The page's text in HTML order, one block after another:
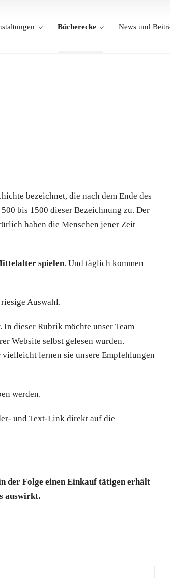
Bücherecke News und
bezeichnet, die nach dem Ende des
bis 1500 dieser Bezeichnung zu. Der
haben die Menschen jener Zeit
spielen. Und täglich kommen
Auswahl.
dieser Rubrik möchte unser Team
Website selbst gelesen wurden.
lernen sie unsere Empfehlungen
werden.
und Text-Link direkt auf die
der Folge einen Einkauf tätigen erhält
auswirkt.